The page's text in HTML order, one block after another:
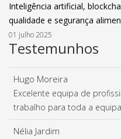
Inteligência artificial,
qualidade e segurança
01 julho 2025
Testemunhos
Hugo Moreira
Excelente equipa de
trabalho para toda a
Nélia Jardim